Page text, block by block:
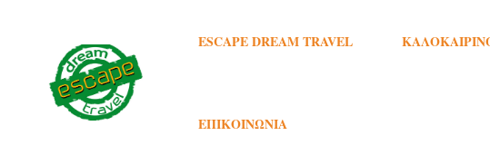
ESCAPE DREAM TRAVEL
ΕΠΙΚΟΙΝΩΝΊΑ